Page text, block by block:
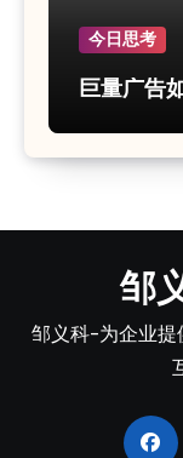
今日思考
巨量广告
邹
邹义科-为企业提